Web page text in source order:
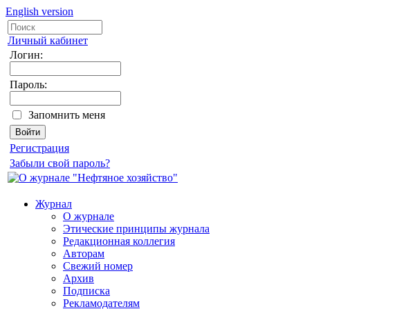
English version
Личный кабинет
Логин:
Пароль:
Запомнить меня
Регистрация
Забыли свой пароль?
Журнал
О журнале
Этические принципы журнала
Редакционная коллегия
Авторам
Свежий номер
Архив
Подписка
Рекламодателям